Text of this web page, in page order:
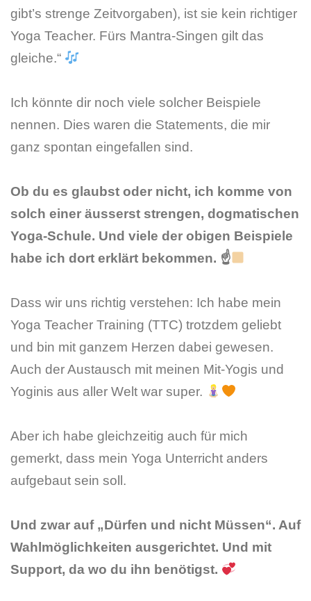
gibt’s strenge Zeitvorgaben), ist sie kein richtiger
Yoga Teacher. Fürs Mantra-Singen gilt das
gleiche.“
Ich könnte dir noch viele solcher Beispiele
nennen. Dies waren die Statements, die mir
ganz spontan eingefallen sind.
Ob du es glaubst oder nicht, ich komme von
solch einer äusserst strengen, dogmatischen
Yoga-Schule. Und viele der obigen Beispiele
habe ich dort erklärt bekommen. ☝
Dass wir uns richtig verstehen: Ich habe mein
Yoga Teacher Training (TTC) trotzdem geliebt
und bin mit ganzem Herzen dabei gewesen.
Auch der Austausch mit meinen Mit-Yogis und
Yoginis aus aller Welt war super.
Aber ich habe gleichzeitig auch für mich
gemerkt, dass mein Yoga Unterricht anders
aufgebaut sein soll.
Und zwar auf „Dürfen und nicht Müssen“. Auf
Wahlmöglichkeiten ausgerichtet. Und mit
Support, da wo du ihn benötigst.